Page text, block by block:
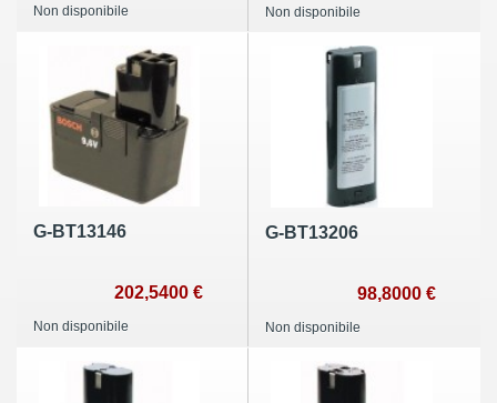
Non disponibile Non disponibile
G-BT13146
202,5400 €
Non disponibile
G-BT13206
98,8000 €
Non disponibile